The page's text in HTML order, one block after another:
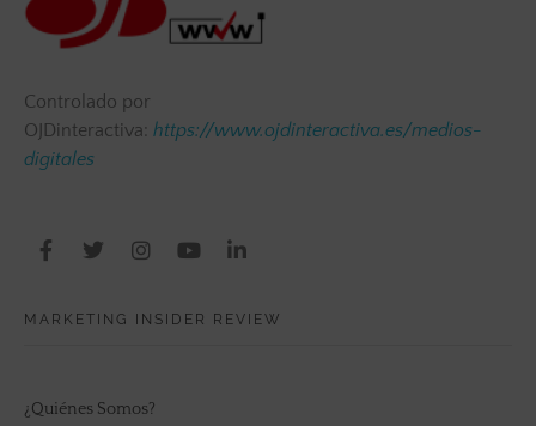
Controlado por
OJDinteractiva: https://www.ojdinteractiva.es/medios-
digitales
MARKETING INSIDER REVIEW
¿Quiénes Somos?